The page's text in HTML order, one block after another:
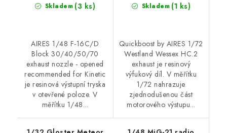
Skladem (3 ks)
AIRES 1/48 F-16C/D
Block 30/40/50/70
exhaust nozzle - opened
recommended for Kinetic
je resinová výstupní tryska
v otevřené poloze. V
měřítku 1/48...
Skladem (1 ks)
Quickboost by AIRES 1/72
Westland Wessex HC.2
exhaust je resinový
výfukový díl. V měřítku
1/72 nahrazuje
zjednodušenou část
motorového výstupu...